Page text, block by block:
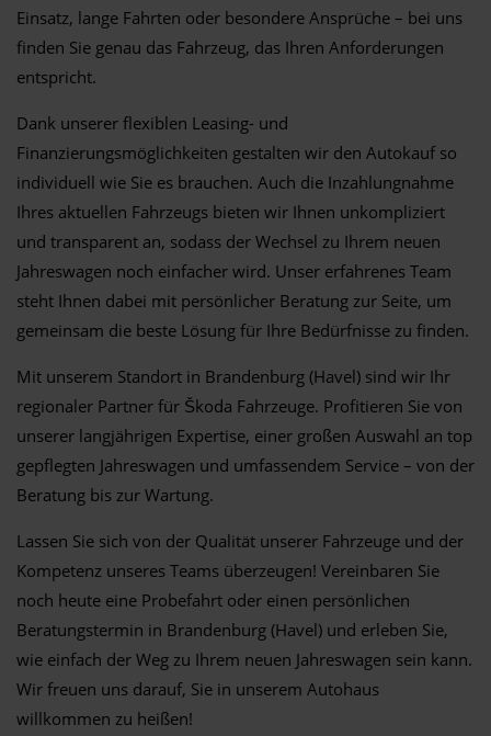
Einsatz, lange Fahrten oder besondere Ansprüche – bei uns
finden Sie genau das Fahrzeug, das Ihren Anforderungen
entspricht.
Dank unserer flexiblen Leasing- und
Finanzierungsmöglichkeiten gestalten wir den Autokauf so
individuell wie Sie es brauchen. Auch die Inzahlungnahme
Ihres aktuellen Fahrzeugs bieten wir Ihnen unkompliziert
und transparent an, sodass der Wechsel zu Ihrem neuen
Jahreswagen noch einfacher wird. Unser erfahrenes Team
steht Ihnen dabei mit persönlicher Beratung zur Seite, um
gemeinsam die beste Lösung für Ihre Bedürfnisse zu finden.
Mit unserem Standort in Brandenburg (Havel) sind wir Ihr
regionaler Partner für Škoda Fahrzeuge. Profitieren Sie von
unserer langjährigen Expertise, einer großen Auswahl an top
gepflegten Jahreswagen und umfassendem Service – von der
Beratung bis zur Wartung.
Lassen Sie sich von der Qualität unserer Fahrzeuge und der
Kompetenz unseres Teams überzeugen! Vereinbaren Sie
noch heute eine Probefahrt oder einen persönlichen
Beratungstermin in Brandenburg (Havel) und erleben Sie,
wie einfach der Weg zu Ihrem neuen Jahreswagen sein kann.
Wir freuen uns darauf, Sie in unserem Autohaus
willkommen zu heißen!